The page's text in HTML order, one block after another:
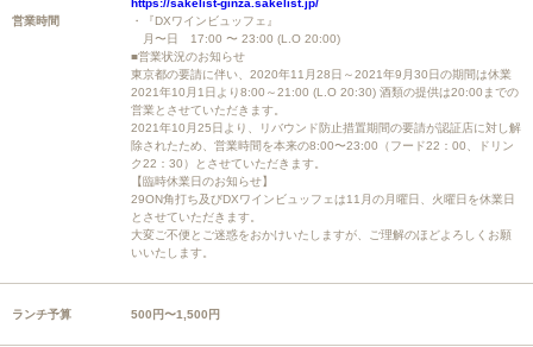
営業時間
・『DXワインビュッフェ』
月〜日 17:00 〜 23:00 (L.O 20:00)
■営業状況のお知らせ
東京都の要請に伴い、2020年11月28日～2021年9月30日の期間は休業
2021年10月1日より8:00～21:00 (L.O 20:30) 酒類の提供は20:00までの
営業とさせていただきます。
2021年10月25日より、リバウンド防止措置期間の要請が認証店に対し解
除されたため、営業時間を本来の8:00〜23:00（フード22：00、ドリン
ク22：30）とさせていただきます。
【臨時休業日のお知らせ】
29ON角打ち及びDXワインビュッフェは11月の月曜日、火曜日を休業日
とさせていただきます。
大変ご不便とご迷惑をおかけいたしますが、ご理解のほどよろしくお願
いいたします。
ランチ予算 500円〜1,500円